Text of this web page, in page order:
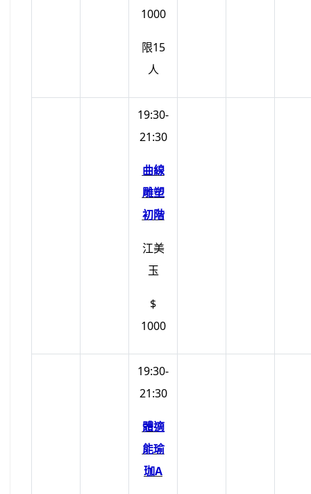
1000
限15
人
19:30-
21:30
曲線
雕塑
初階
江美
玉
$
1000
19:30-
21:30
體適
能瑜
珈A